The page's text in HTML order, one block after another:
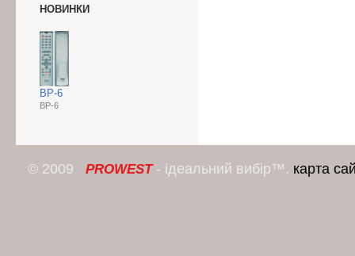
НОВИНКИ
BP-6
BP-6
© 2009 PROWEST- ідеальний вибір™. карта